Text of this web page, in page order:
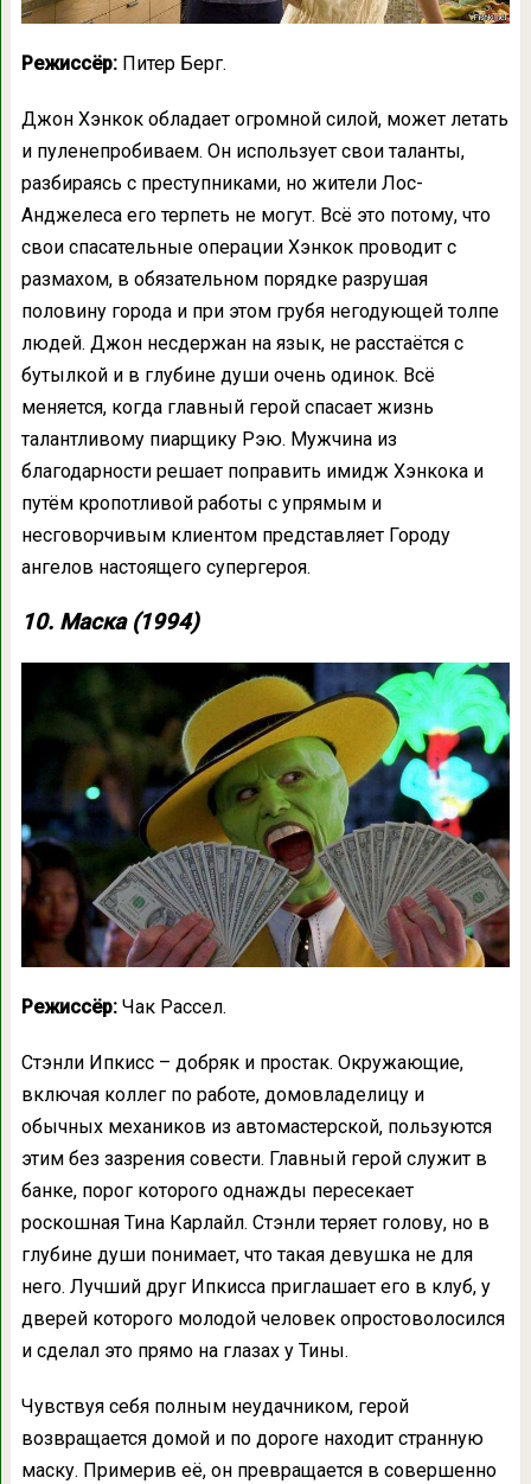
Режиссёр:Питер Берг.
Джон Хэнкок обладает огромной силой, может летать
и пуленепробиваем. Он использует свои таланты,
разбираясь с преступниками, но жители Лос-
Анджелеса его терпеть не могут. Всё это потому, что
свои спасательные операции Хэнкок проводит с
размахом, в обязательном порядке разрушая
половину города и при этом грубя негодующей толпе
людей. Джон несдержан на язык, не расстаётся с
бутылкой и в глубине души очень одинок. Всё
меняется, когда главный герой спасает жизнь
талантливому пиарщику Рэю. Мужчина из
благодарности решает поправить имидж Хэнкока и
путём кропотливой работы с упрямым и
несговорчивым клиентом представляет Городу
ангелов настоящего супергероя.
10. Маска (1994)
Режиссёр: Чак Рассел.
Стэнли Ипкисс – добряк и простак. Окружающие,
включая коллег по работе, домовладелицу и
обычных механиков из автомастерской, пользуются
этим без зазрения совести. Главный герой служит в
банке, порог которого однажды пересекает
роскошная Тина Карлайл. Стэнли теряет голову, но в
глубине души понимает, что такая девушка не для
него. Лучший друг Ипкисса приглашает его в клуб, у
дверей которого молодой человек опростоволосился
и сделал это прямо на глазах у Тины.
Чувствуя себя полным неудачником, герой
возвращается домой и по дороге находит странную
маску. Примерив её, он превращается в совершенно